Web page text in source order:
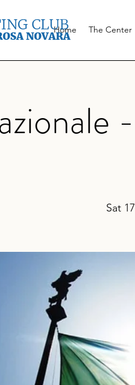
Home The Center
Sat